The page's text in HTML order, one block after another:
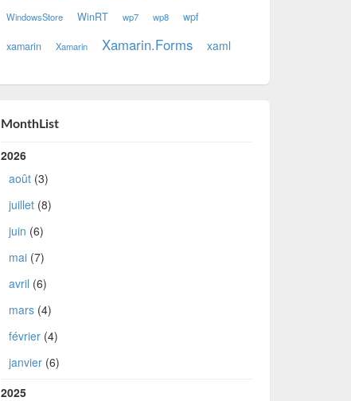
WindowsStore WinRT wp7 wp8 wpf
xamarin Xamarin Xamarin.Forms xaml
MonthList
2026
août(3)
juillet(8)
juin (6)
mai(7)
avril (6)
mars(4)
février(4)
janvier(6)
2025